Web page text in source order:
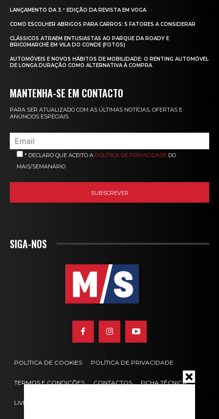
LANÇAMENTO DA 3.ª EDIÇÃO DA REVISTA EM VOGA
COMO ESCOLHER ABRIGOS PARA CARROS: 5 FATORES A CONSIDERAR
CLÁSSICOS ATRAEM ENTUSIASTAS AO PARQUE DA ROADY E
BRICOMARCHÉ EM VILA DO CONDE (FOTOS)
AUTOMÓVEIS E NOVOS HÁBITOS DE MOBILIDADE: O RENTING AUTOMÓVEL
DE LONGA DURAÇÃO COMO ALTERNATIVA À COMPRA
MANTENHA-SE EM CONTACTO
PARA SER ATUALIZADO COM AS ÚLTIMAS NOTÍCIAS, OFERTAS E
ANÚNCIOS ESPECIAIS.
* DECLARO QUE ACEITO A POLÍTICA DE PRIVACIDADE DO
MAIS/SEMANÁRIO
SIGA-NOS
POLÍTICA DE COOKIES POLÍTICA DE PRIVACIDADE
TERMOS E CONDIÇÕES CONTACTOS FICHA TÉCNICA
LIVRO DE RECLAMAÇÕES